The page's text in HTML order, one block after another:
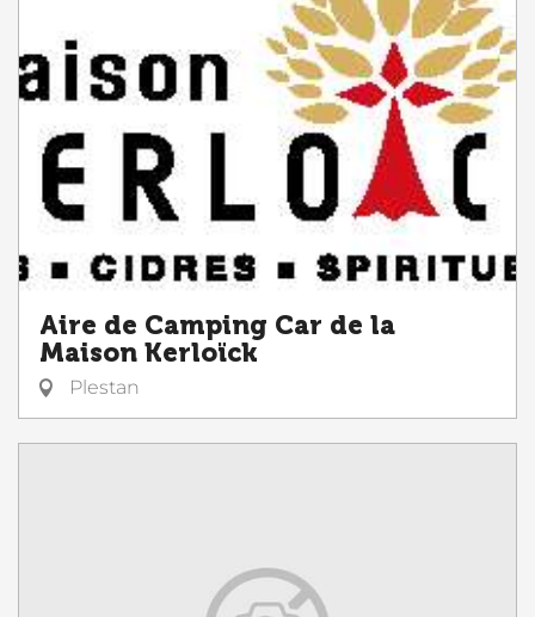
Aire de Camping Car de la
Maison Kerloïck
Plestan